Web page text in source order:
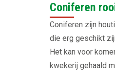
Coniferen
Coniferen zijn
die erg geschikt
Het kan voor
kwekerij gehaald